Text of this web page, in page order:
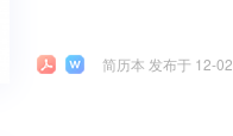
简历本 发布于 12-02